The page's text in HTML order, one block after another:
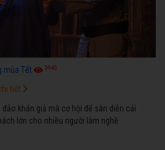
mùa Tết 3940
khán giả mà cơ hội để sàn diễn cải
lớn cho nhiều người làm nghề
tiết